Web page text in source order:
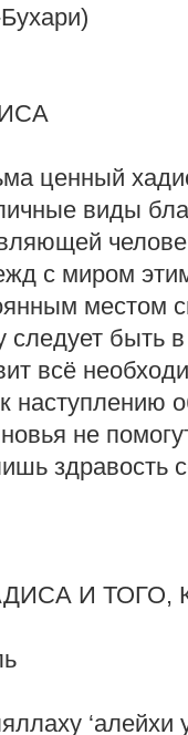
ценный
виды
с миром
местом
следует быть
всё
наступлению
не
здравость
И ТОГО,